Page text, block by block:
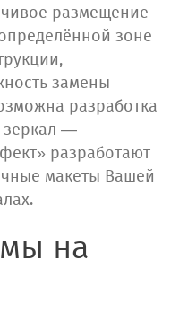
размещение
зоне
замены
разработка
—
разработают
макеты Вашей
на